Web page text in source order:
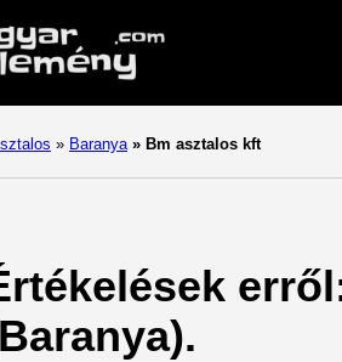
» Baranya » Bm asztalos kft